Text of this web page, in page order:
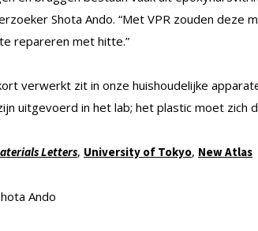
Shota Ando. “Met VPR zouden deze
repareren met hitte.”
verwerkt zit in onze huishoudelijke
uitgevoerd in het lab; het plastic moet zich
Letters, University of Tokyo, New Atlas
Ando